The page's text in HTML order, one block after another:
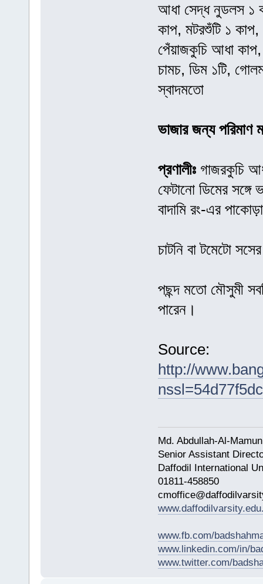
আধা সেদ্ধ নুডলস ১
কাপ, মটরশুঁটি ১
পেঁয়াজকুচি আধা কাপ,
চামচ, ডিম ১টি,
স্বাদমতো
ভাজার জন্য পরিমাণ
প্রণালীঃ গাজরকুচি
ফেটানো ডিমের
বাদামি রং-এর
চাটনি বা টমেটো
পছন্দ মতো মৌসুমী
পারেন।
Source:
http://
Md. Abdullah-Al-
Senior Assistant
Daffodil International
01811-458850
www.fb.com/
www.linkedin.com/in/
www.twitter.com/